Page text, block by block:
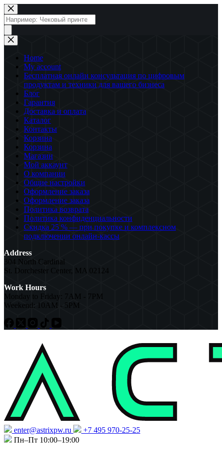
Перейти
к
сути
Поиск
товаров
Home
My account
Бесплатная онлайн консультация по цифровым
продуктам и техники для вашего бизнеса
Блог
Гарантия
Доставка и оплата
Каталог
Контакты
Корзина
Корзина
Магазин
Мой аккаунт
О компании
Общие настройки
Оформление заказа
Оформление заказа
Политика возврата
Политика конфиденциальности
Скидка 25 % — при покупке и комплексном
подключении онлайн-кассы
Address
304 North Cardinal
St. Dorchester Center, MA 02124
Work Hours
Monday to Friday: 7AM - 7PM
Weekend: 10AM - 5PM
enter@astrixpw.ru
+7 495 970-25-25
Пн–Пт 10:00–19:00